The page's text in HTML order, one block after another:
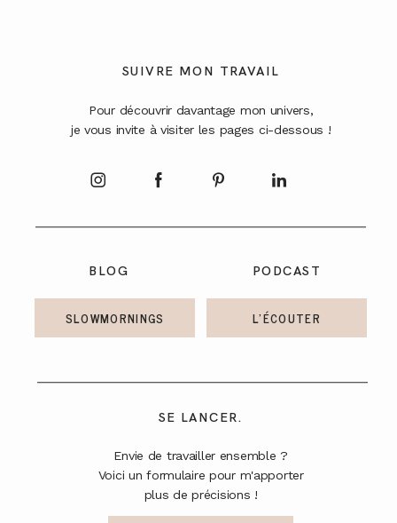
BLOG
SE LANCER.
SUIVRE MON TRAVAIL
SLOWMORNINGS
Envie de travailler ensemble ?
Voici un formulaire pour m'apporter
plus de précisions !
Pour découvrir davantage mon univers,
je vous invite à visiter les pages ci-dessous !
PODCAST
L'ÉCOUTER
SERVICES
A PROPOS